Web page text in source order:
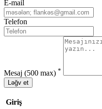
E-mail
Telefon
Mesaj (500 max) *
Ləğv et
Giriş